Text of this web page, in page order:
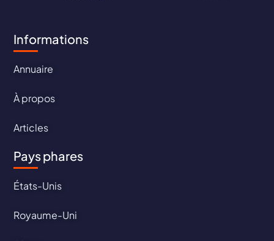
Informations
Annuaire
À propos
Articles
Pays phares
États-Unis
Royaume-Uni